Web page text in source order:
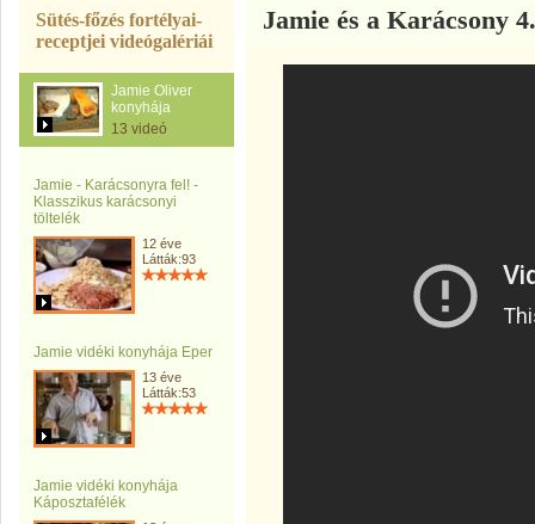
Sütés-főzés fortélyai-
receptjei videógalériái
Jamie Oliver
konyhája
13 videó
Jamie - Karácsonyra fel! -
Klasszikus karácsonyi
töltelék
12 éve
Látták:93
Jamie vidéki konyhája Eper
13 éve
Látták:53
Jamie vidéki konyhája
Káposztafélék
Jamie és a Karácsony